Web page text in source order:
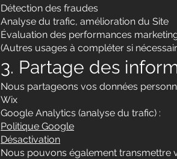
Détection des fraudes
Analyse du trafic, amélioration du Site
Évaluation des performances
(Autres usages à compléter si
3. Partage des
Nous partageons vos données
Wix
Google Analytics (analyse du trafic) :
Politique Google
Désactivation
Nous pouvons également transmettre